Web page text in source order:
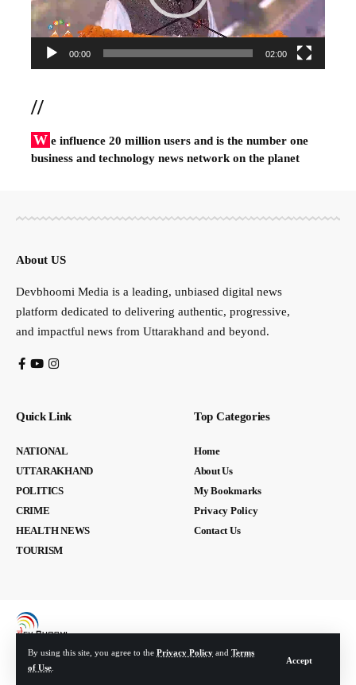
By using this site, you agree to the Privacy Policy and Terms
of Use
Accept
00:00 02:00
//
W e influence 20 million users and is the number one
business and technology news network on the planet
About US
Devbhoomi Media is a leading, unbiased digital news
platform dedicated to delivering authentic, progressive,
and impactful news from Uttarakhand and beyond.
Quick Link
NATIONAL
UTTARAKHAND
POLITICS
CRIME
HEALTH NEWS
TOURISM
Top Categories
Home
About Us
My Bookmarks
Privacy Policy
Contact Us
© Devbhoomi Media. All Rights Reserved. | Developed By: